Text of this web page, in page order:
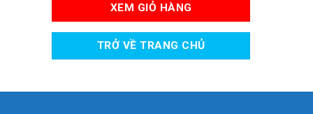
XEM GIỎ HÀNG
TRỞ VỀ TRANG CHỦ